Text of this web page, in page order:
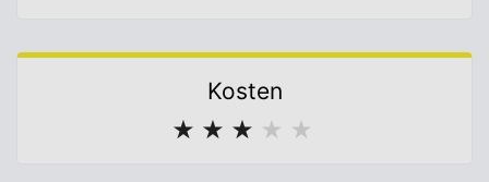
Kosten
★ ★ ★ ★ ★